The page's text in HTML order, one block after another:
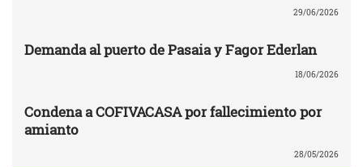
29/06/2026
Demanda al puerto de Pasaia y Fagor Ederlan
18/06/2026
Condena a COFIVACASA por fallecimiento por
amianto
28/05/2026